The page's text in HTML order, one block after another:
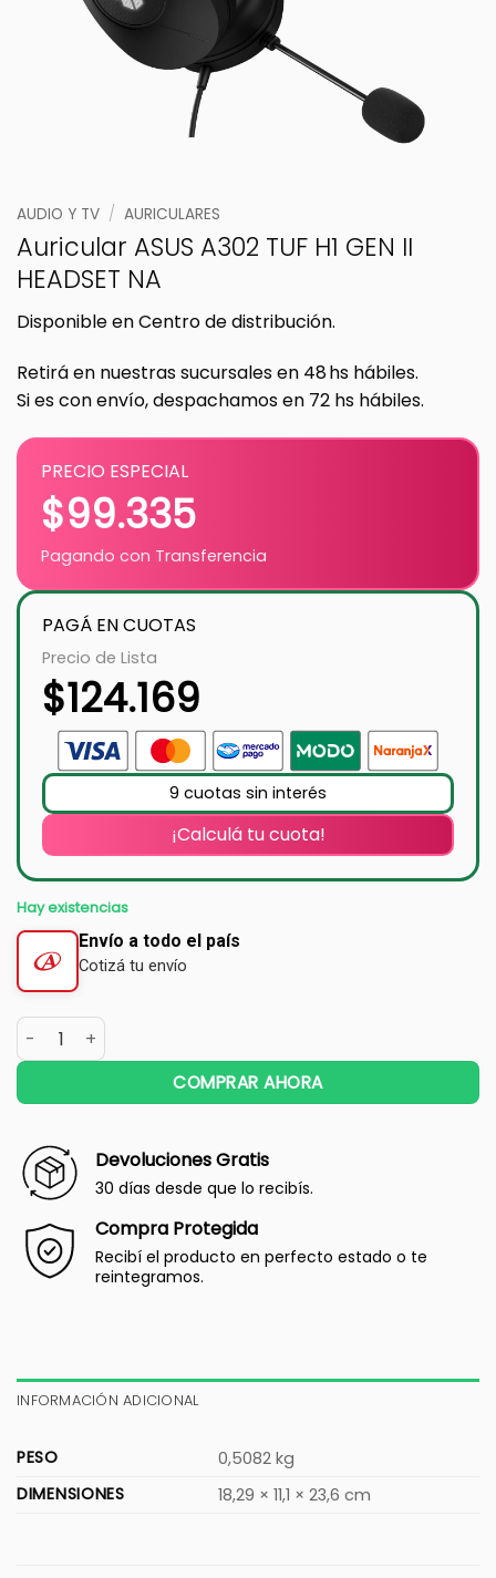
AUDIO Y TV / AURICULARES
Auricular ASUS A302 TUF H1 GEN II
HEADSET NA
Disponible en Centro de distribución.
Retirá en nuestras sucursales en 48 hs hábiles.
Si es con envío, despachamos en 72 hs hábiles.
PRECIO ESPECIAL
$99.335
Pagando con Transferencia
PAGÁ EN CUOTAS
Precio de Lista
$124.169
9 cuotas sin interés
¡Calculá tu cuota!
Hay existencias
Envío a todo el país
Cotizá tu envío
COMPRAR AHORA
Devoluciones Gratis
30 días desde que lo recibís.
Compra Protegida
Recibí el producto en perfecto estado o te
reintegramos.
INFORMACIÓN ADICIONAL
PESO
0,5082 kg
DIMENSIONES
18,29 × 11,1 × 23,6 cm